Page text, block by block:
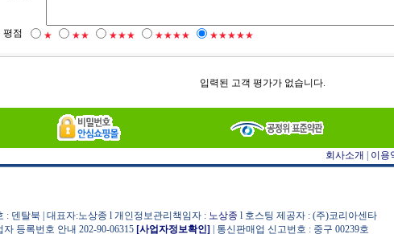
평점 ★ ★★ ★★★ ★★★★ ★★★★★
입력된 고객 평가가 없습니다.
회사소개 이용
: 덴탈북 | 대표자:노상종 l 개인정보관리책임자 : 노상종 l 호스팅 제공자 : (주)코리아센타
자 등록번호 안내 202-90-06315 [사업자정보확인] | 통신판매업 신고번호 : 중구 00239호